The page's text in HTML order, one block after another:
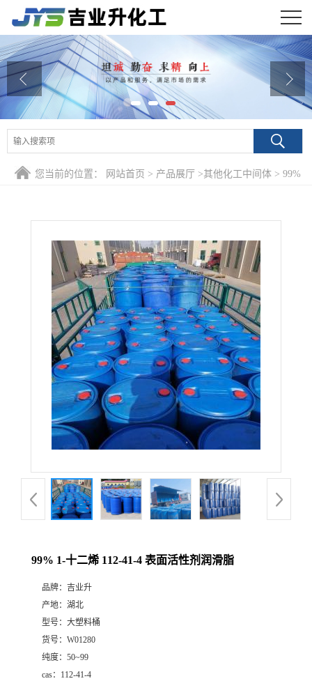
公司首页
公司介绍
公司动态
产品展厅
证书荣誉
在线留言
您当前的位置： 网站首页 > 产品展厅 >其他化工中间体 > 99%
99% 1-十二烯 112-41-4 表面活性剂润滑脂
品牌： 吉业升
产地： 湖北
型号： 大塑料桶
货号： W01280
纯度： 50~99
cas： 112-41-4